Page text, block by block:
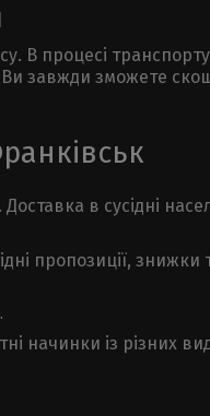
В процесі
Ви завжди зможете
в сусідні
пропозиції, знижки
начинки із різних